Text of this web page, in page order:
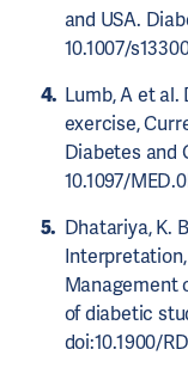
and USA.
10.1007/
Lumb, A et
exercise,
Diabetes and
10.1097/
Dhatariya, K.
Management
of diabetic
doi:10.1900/